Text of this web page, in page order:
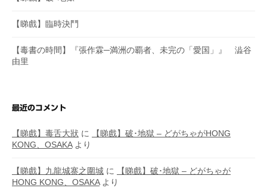
【睇戲】臨時決鬥
【毒書の時間】『張作霖─満洲の覇者、未完の「愛国」』 澁谷
由里
最近のコメント
【睇戲】毒舌大狀 に
【睇戲】破･地獄 – どがちゃがHONG
KONG、OSAKAより
【睇戲】九龍城寨之圍城 に
【睇戲】破･地獄 – どがちゃが
HONG KONG、OSAKAより